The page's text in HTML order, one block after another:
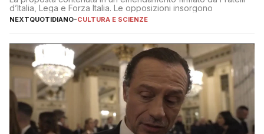
d’Italia, Lega e Forza Italia. Le opposizioni insorgono
NEXTQUOTIDIANO-CULTURA E SCIENZE